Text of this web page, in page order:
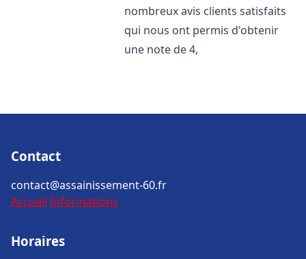
nombreux avis clients satisfaits
qui nous ont permis d'obtenir
une note de 4,
Contact
contact@assainissement-60.fr
Accueil Informations
Horaires